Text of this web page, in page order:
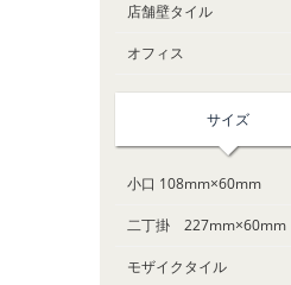
店舗壁タイル
オフィス
サイズ
小口 108mm×60mm
二丁掛 227mm×60mm
モザイクタイル